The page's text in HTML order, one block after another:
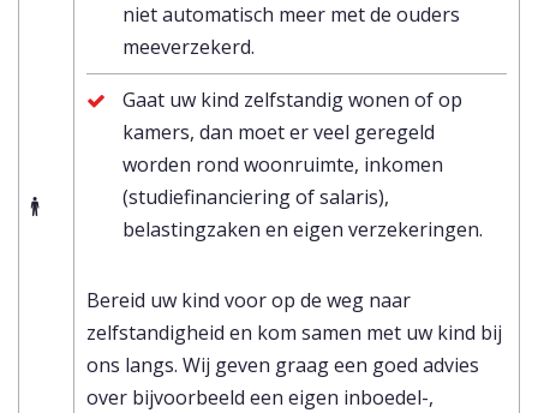
niet automatisch meer met de ouders
meeverzekerd.
Gaat uw kind zelfstandig wonen of op
kamers, dan moet er veel geregeld
worden rond woonruimte, inkomen
(studiefinanciering of salaris),
belastingzaken en eigen verzekeringen.
Bereid uw kind voor op de weg naar
zelfstandigheid en kom samen met uw kind bij
ons langs. Wij geven graag een goed advies
over bijvoorbeeld een eigen inboedel-,